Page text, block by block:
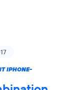
IPHONE-